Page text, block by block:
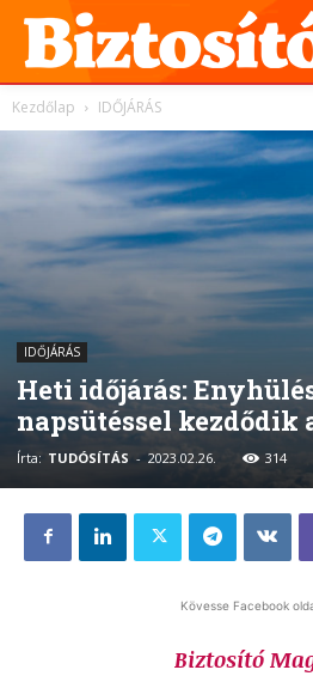
Kezdőlap IDŐJÁRÁS
IDŐJÁRÁS
Heti időjárás:
napsütéssel kezdődik
Írta: TUDÓSÍTÁS - 2023.02.26. 314
Kövesse Facebook
Biztosító